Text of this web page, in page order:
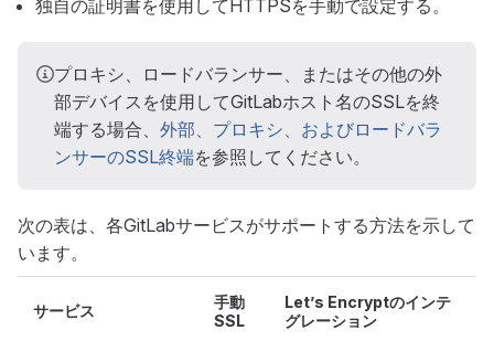
独自の証明書を使用してHTTPSを手動で設定する。
プロキシ、ロードバランサー、またはその他の外
部デバイスを使用してGitLabホスト名のSSLを終
端する場合、 外部、プロキシ、およびロードバラ
ンサーのSSL終端を参照してください。
次の表は、各GitLabサービスがサポートする方法を示して
います。
サービス
手動
SSL
Let’s Encryptのインテ
グレーション